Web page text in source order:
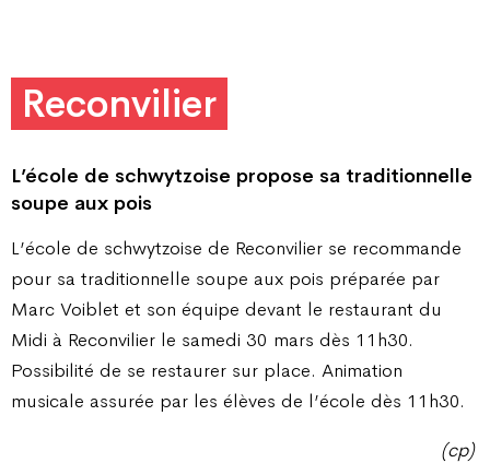
Reconvilier
L’école de schwytzoise propose sa traditionnelle
soupe aux pois
L’école de schwytzoise de Reconvilier se recommande
pour sa traditionnelle soupe aux pois préparée par
Marc Voiblet et son équipe devant le restaurant du
Midi à Reconvilier le samedi 30 mars dès 11h30.
Possibilité de se restaurer sur place. Animation
musicale assurée par les élèves de l’école dès 11h30.
(cp)